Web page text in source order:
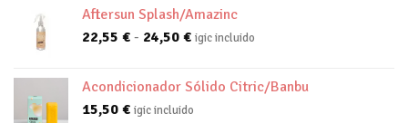
Aftersun Splash/Amazinc
22,55 € - 24,50 €Rango
desde
22,55 €
igic incluido
Acondicionador Sólido Citric/Banbu
15,50 € igic incluido